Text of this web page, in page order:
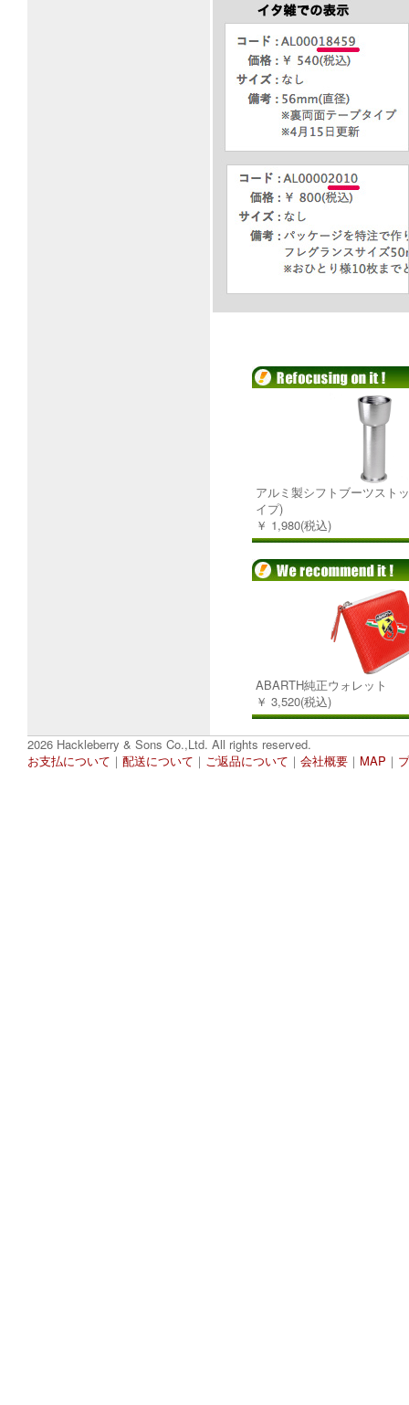
アルミ製シフトブーツスト
イプ)
￥ 1,980(税込)
ABARTH純正ウォレット
￥ 3,520(税込)
2026 Hackleberry & Sons Co.,Ltd. All rights reserved.
お支払について ｜ 配送について ｜ ご返品について ｜ 会社概要 ｜ MAP ｜